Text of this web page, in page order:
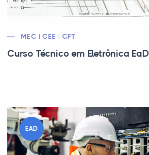
MEC | CEE | CFT
Curso Técnico em Eletrônica EaD
EAD